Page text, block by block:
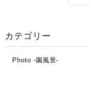
カテゴリー
Photo -園風景-